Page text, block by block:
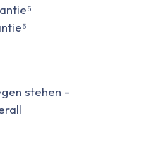
stehen -